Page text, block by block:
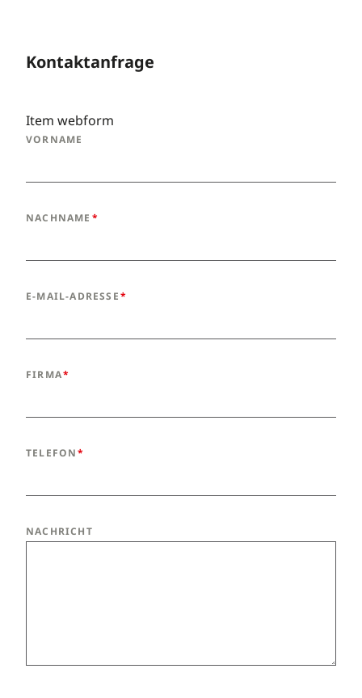
Kontaktanfrage
Item webform
VORNAME
NACHNAME
E-MAIL-ADRESSE
FIRMA
TELEFON
NACHRICHT